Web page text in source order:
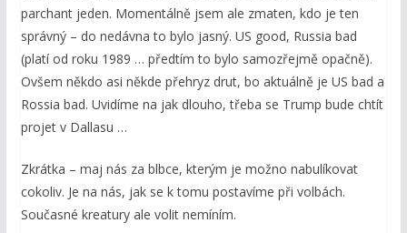
parchant jeden. Momentálně jsem ale zmaten, kdo je ten
správný – do nedávna to bylo jasný. US good, Russia bad
(platí od roku 1989 … předtím to bylo samozřejmě opačně).
Ovšem někdo asi někde přehryz drut, bo aktuálně je US bad a
Rossia bad. Uvidíme na jak dlouho, třeba se Trump bude chtít
projet v Dallasu …
Zkrátka – maj nás za blbce, kterým je možno nabulíkovat
cokoliv. Je na nás, jak se k tomu postavíme při volbách.
Současné kreatury ale volit nemíním.